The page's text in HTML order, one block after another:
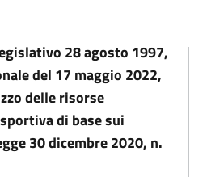
28 agosto 1997,
del 17 maggio 2022,
delle risorse
di base sui
30 dicembre 2020, n.